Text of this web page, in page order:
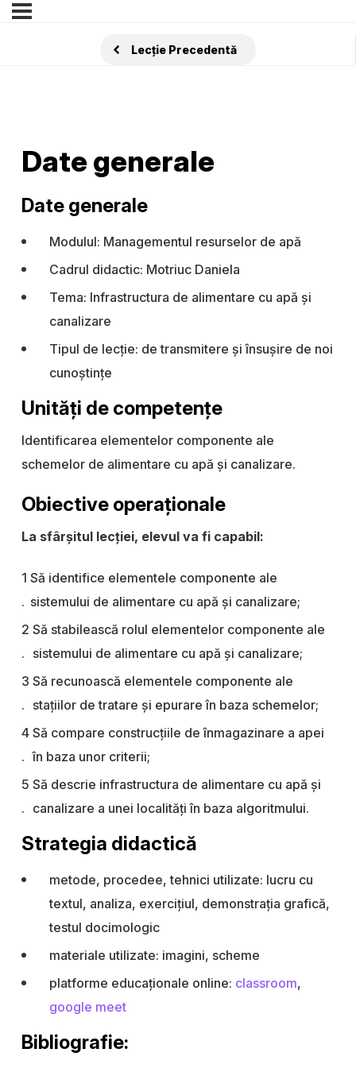
Lecție Precedentă
Date generale
Date generale
Modulul: Managementul resurselor de apă
Cadrul didactic: Motriuc Daniela
Tema: Infrastructura de alimentare cu apă și
canalizare
Tipul de lecție: de transmitere şi însuşire de noi
cunoştinţe
Unități de competențe
Identificarea elementelor componente ale
schemelor de alimentare cu apă și canalizare.
Obiective operaționale
La sfârșitul lecției, elevul va fi capabil:
Să identifice elementele componente ale
sistemului de alimentare cu apă și canalizare;
Să stabilească rolul elementelor componente ale
sistemului de alimentare cu apă și canalizare;
Să recunoască elementele componente ale
stațiilor de tratare și epurare în baza schemelor;
Să compare construcțiile de înmagazinare a apei
în baza unor criterii;
Să descrie infrastructura de alimentare cu apă și
canalizare a unei localități în baza algoritmului.
Strategia didactică
metode, procedee, tehnici utilizate: lucru cu
textul, analiza, exercițiul, demonstrația grafică,
testul docimologic
materiale utilizate: imagini, scheme
platforme educaționale online: classroom,
google meet
Bibliografie: